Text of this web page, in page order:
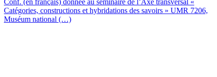
Catégories, constructions et hybridations des savoirs » UMR 7206,
Muséum national (…)